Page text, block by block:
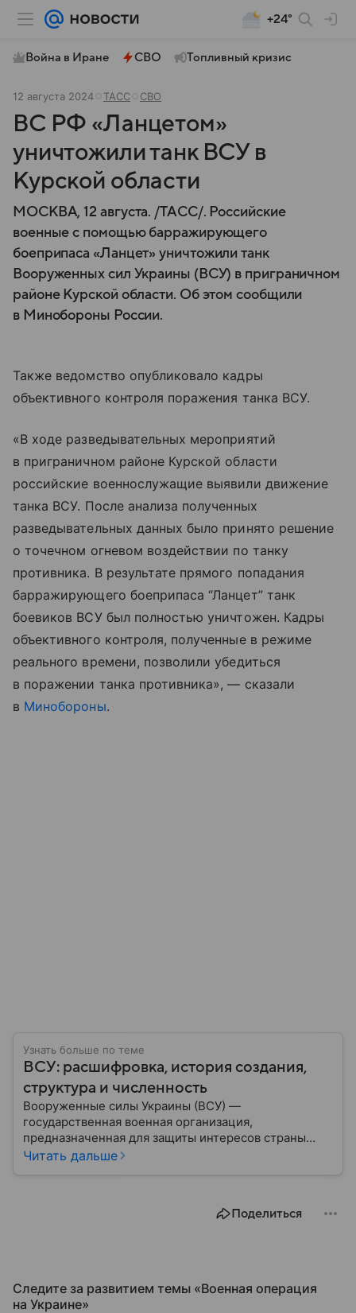
+24°
Война в Иране СВО Топливный кризис
12 августа 2024 ТАСС СВО
ВС РФ «Ланцетом»
уничтожили танк ВСУ в
Курской области
МОСКВА, 12 августа. /ТАСС/. Российские
военные с помощью барражирующего
боеприпаса «Ланцет» уничтожили танк
Вооруженных сил Украины (ВСУ) в приграничном
районе Курской области. Об этом сообщили
в Минобороны России.
Также ведомство опубликовало кадры
объективного контроля поражения танка ВСУ.
«В ходе разведывательных мероприятий
в приграничном районе Курской области
российские военнослужащие выявили движение
танка ВСУ. После анализа полученных
разведывательных данных было принято решение
о точечном огневом воздействии по танку
противника. В результате прямого попадания
барражирующего боеприпаса “Ланцет” танк
боевиков ВСУ был полностью уничтожен. Кадры
объективного контроля, полученные в режиме
реального времени, позволили убедиться
в поражении танка противника», — сказали
в Минобороны.
Узнать больше по теме
ВСУ: расшифровка, история создания,
структура и численность
Вооруженные силы Украины (ВСУ) —
государственная военная организация,
предназначенная для защиты интересов страны
военным путем. Была создана после
Читать дальше
Поделиться
Следите за развитием темы «Военная операция
на Украине»